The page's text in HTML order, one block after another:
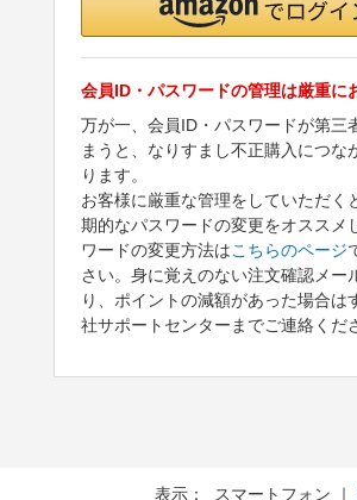
会員ID・パスワードの管理は厳重に
万が一、会員ID・パスワードが第三
まうと、なりすまし不正購入につな
ります。
お客様に厳重な管理をしていただく
期的なパスワードの変更をオススメ
ワードの変更方法はこちらのページ
さい。身に覚えのない注文確認メー
り、ポイントの減額があった場合は
社サポートセンターまでご連絡くだ
表示： スマートフォン ｜